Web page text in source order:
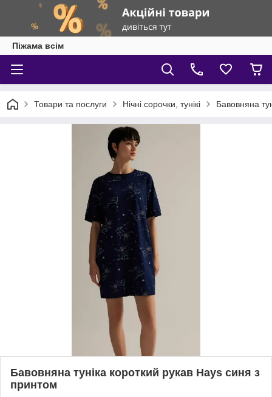
Піжама всім
Товари та послуги Нічні сорочки, тунікі Бавовняна
Бавовняна туніка короткий рукав Hays синя з
принтом